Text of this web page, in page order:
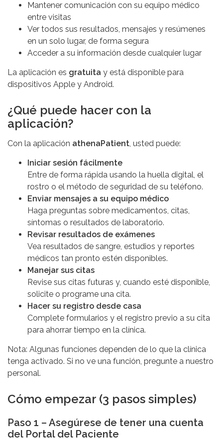
Mantener comunicación con su equipo médico
entre visitas
Ver todos sus resultados, mensajes y resúmenes
en un solo lugar, de forma segura
Acceder a su información desde cualquier lugar
La aplicación es gratuita y está disponible para
dispositivos Apple y Android.
¿Qué puede hacer con la
aplicación?
Con la aplicación athenaPatient, usted puede:
Iniciar sesión fácilmente
Entre de forma rápida usando la huella digital, el
rostro o el método de seguridad de su teléfono.
Enviar mensajes a su equipo médico
Haga preguntas sobre medicamentos, citas,
síntomas o resultados de laboratorio.
Revisar resultados de exámenes
Vea resultados de sangre, estudios y reportes
médicos tan pronto estén disponibles.
Manejar sus citas
Revise sus citas futuras y, cuando esté disponible,
solicite o programe una cita.
Hacer su registro desde casa
Complete formularios y el registro previo a su cita
para ahorrar tiempo en la clínica.
Nota: Algunas funciones dependen de lo que la clínica
tenga activado. Si no ve una función, pregunte a nuestro
personal.
Cómo empezar (3 pasos simples)
Paso 1 – Asegúrese de tener una cuenta
del Portal del Paciente